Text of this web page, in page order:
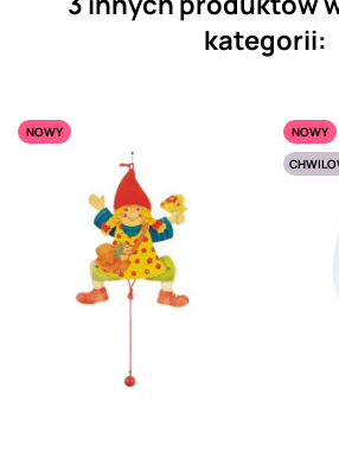
kategorii:
NOWY
NOWY